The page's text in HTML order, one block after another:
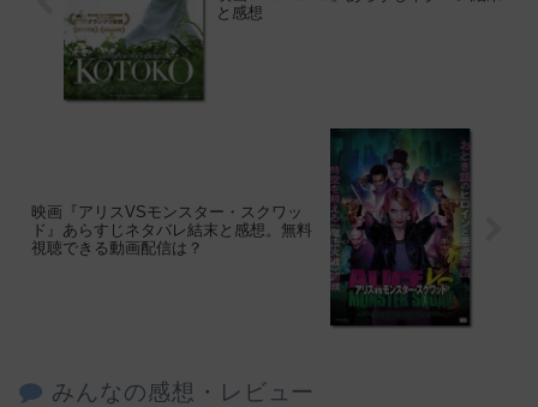
と感想
映画『アリスVSモンスター・スクワッ
ド』あらすじネタバレ結末と感想。無料
視聴できる動画配信は？
みんなの感想・レビュー